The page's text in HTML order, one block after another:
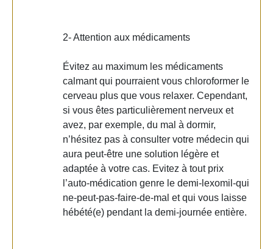
2- Attention aux médicaments
Évitez au maximum les médicaments
calmant qui pourraient vous chloroformer le
cerveau plus que vous relaxer. Cependant,
si vous êtes particulièrement nerveux et
avez, par exemple, du mal à dormir,
n’hésitez pas à consulter votre médecin qui
aura peut-être une solution légère et
adaptée à votre cas. Evitez à tout prix
l’auto-médication genre le demi-lexomil-qui
ne-peut-pas-faire-de-mal et qui vous laisse
hébété(e) pendant la demi-journée entière.